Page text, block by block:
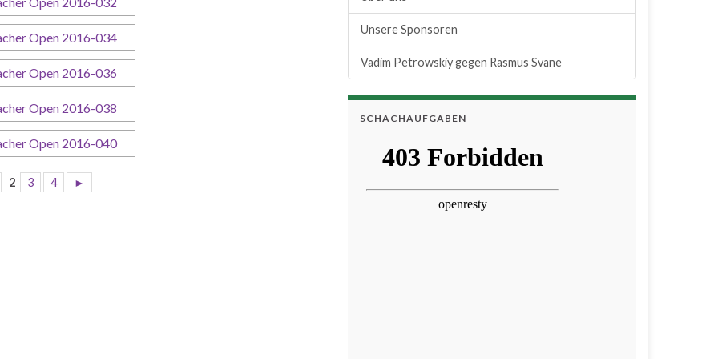
2 3 4 ►
Unsere Sponsoren
Vadim Petrowskiy gegen Rasmus Svane
SCHACHAUFGABEN